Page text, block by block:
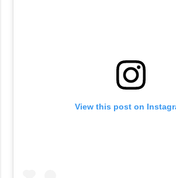
View this post on